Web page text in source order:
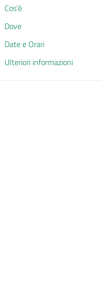
Cos'è
Dove
Date e Orari
Ulteriori informazioni